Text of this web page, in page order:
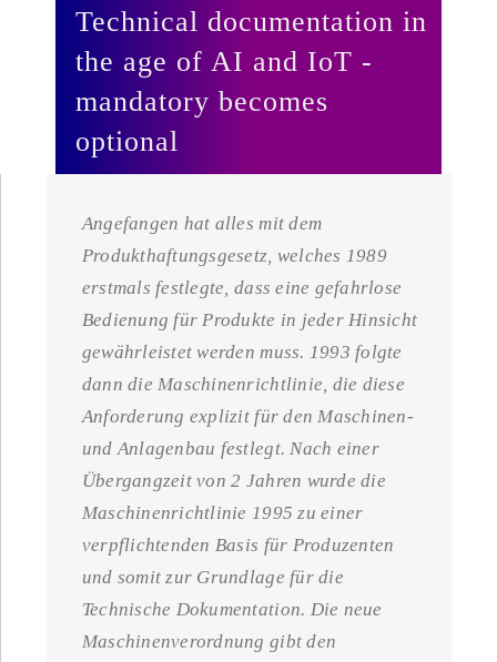
Technical documentation in
the age of AI and IoT -
mandatory becomes
optional
Angefangen hat alles mit dem
Produkthaftungsgesetz, welches 1989
erstmals festlegte, dass eine gefahrlose
Bedienung für Produkte in jeder Hinsicht
gewährleistet werden muss. 1993 folgte
dann die Maschinenrichtlinie, die diese
Anforderung explizit für den Maschinen-
und Anlagenbau festlegt. Nach einer
Übergangzeit von 2 Jahren wurde die
Maschinenrichtlinie 1995 zu einer
verpflichtenden Basis für Produzenten
und somit zur Grundlage für die
Technische Dokumentation. Die neue
Maschinenverordnung gibt den